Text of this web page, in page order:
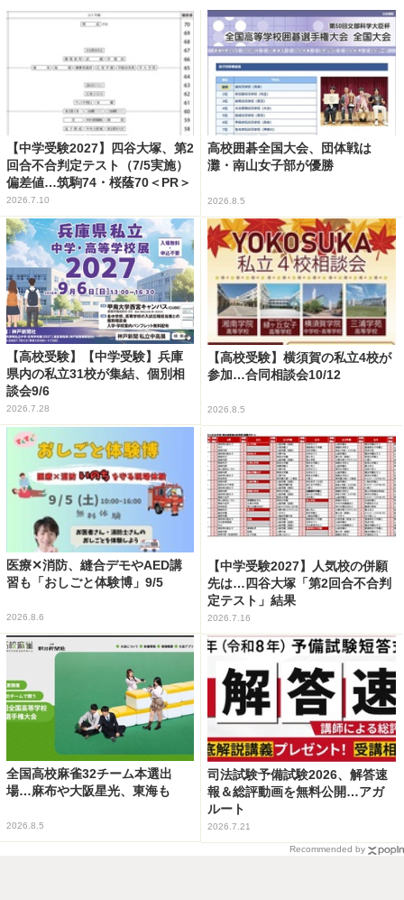
【中学受験2027】四谷大塚、第2
回合不合判定テスト（7/5実施）
偏差値…筑駒74・桜蔭70＜PR＞
2026.7.10
高校囲碁全国大会、団体戦は
灘・南山女子部が優勝
2026.8.5
【高校受験】【中学受験】兵庫
県内の私立31校が集結、個別相
談会9/6
2026.7.28
【高校受験】横須賀の私立4校が
参加…合同相談会10/12
2026.8.5
医療✕消防、縫合デモやAED講
習も「おしごと体験博」9/5
2026.8.6
【中学受験2027】人気校の併願
先は…四谷大塚「第2回合不合判
定テスト」結果
2026.7.16
全国高校麻雀32チーム本選出
場…麻布や大阪星光、東海も
2026.8.5
司法試験予備試験2026、解答速
報＆総評動画を無料公開…アガ
ルート
2026.7.21
Recommended by